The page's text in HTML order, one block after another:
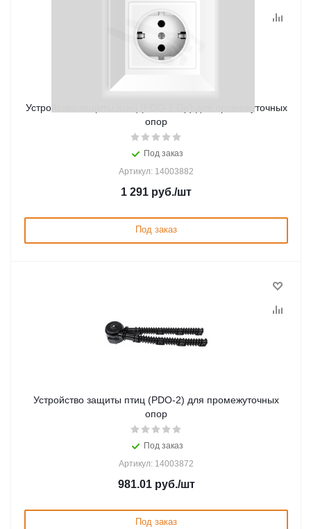
Устройство защиты птиц (PDO-2 Gp) для промежуточных
опор
Под заказ
Артикул: 14003882
1 291 руб./шт
Под заказ
Устройство защиты птиц (PDO-2) для промежуточных
опор
Под заказ
Артикул: 14003872
981.01руб./шт
Под заказ